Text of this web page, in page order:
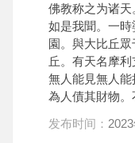
佛教称之为诸天
如是我聞。一
園。與大比丘
丘。有天名摩利
無人能見無人
為人債其財物。
发布时间：